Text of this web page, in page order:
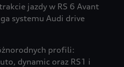
jazdy w RS 6 Avant
systemu Audi drive
profili:
dynamic oraz RS1 i